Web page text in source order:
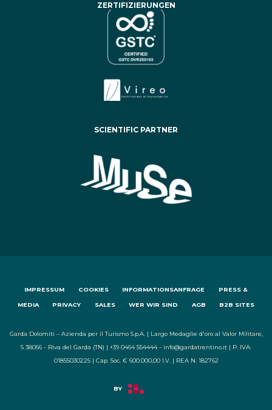
ZERTIFIZIERUNGEN
SCIENTIFIC PARTNER
IMPRESSUM COOKIES INFORMATIONSANFRAGE PRESS &
MEDIA PRIVACY SALES WER WIR SIND AGB B2B SITES
Garda Dolomiti – Azienda per il Turismo S.p.A. | Largo Medaglie d'oro al Valor Militare,
5 38066 - Riva del Garda (TN) | +39 0464 554444 - info@gardatrentino.it | P. IVA:
01855030225 | Cap. Soc. € 600.000,00 I.V. | REA N. 182762